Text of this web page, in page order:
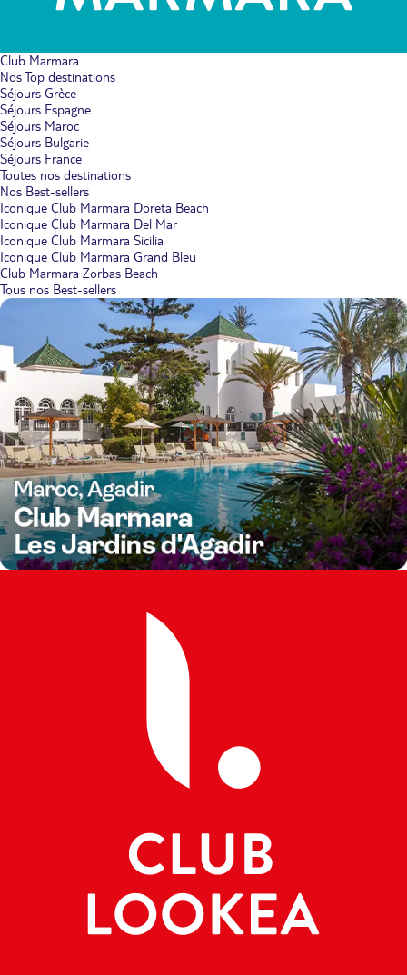
Club Marmara
Nos Top destinations
Séjours Grèce
Séjours Espagne
Séjours Maroc
Séjours Bulgarie
Séjours France
Toutes nos destinations
Nos Best-sellers
Iconique Club Marmara Doreta Beach
Iconique Club Marmara Del Mar
Iconique Club Marmara Sicilia
Iconique Club Marmara Grand Bleu
Club Marmara Zorbas Beach
Tous nos Best-sellers